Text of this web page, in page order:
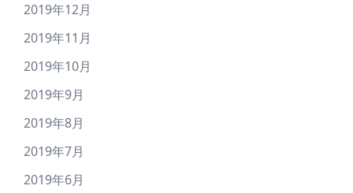
2019年12月
2019年11月
2019年10月
2019年9月
2019年8月
2019年7月
2019年6月